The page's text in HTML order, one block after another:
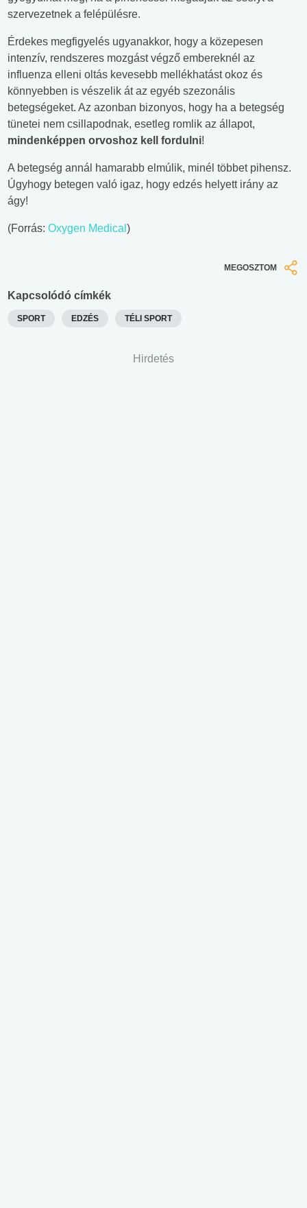
szervezetnek a felépülésre.
Érdekes megfigyelés ugyanakkor, hogy a közepesen
intenzív, rendszeres mozgást végző embereknél az
influenza elleni oltás kevesebb mellékhatást okoz és
könnyebben is vészelik át az egyéb szezonális
betegségeket. Az azonban bizonyos, hogy ha a betegség
tünetei nem csillapodnak, esetleg romlik az állapot,
mindenképpen orvoshoz kell fordulni!
A betegség annál hamarabb elmúlik, minél többet pihensz.
Úgyhogy betegen való igaz, hogy edzés helyett irány az
ágy!
(Forrás: Oxygen Medical )
MEGOSZTOM
Kapcsolódó címkék
SPORT EDZÉS TÉLI SPORT
Hirdetés